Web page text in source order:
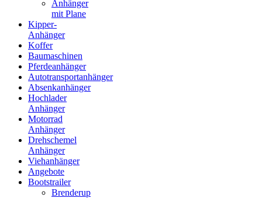
Anhänger
mit Plane
Kipper-
Anhänger
Koffer
Baumaschinen
Pferdeanhänger
Autotransportanhänger
Absenkanhänger
Hochlader
Anhänger
Motorrad
Anhänger
Drehschemel
Anhänger
Viehanhänger
Angebote
Bootstrailer
Brenderup